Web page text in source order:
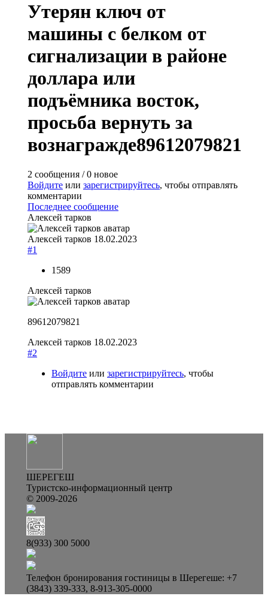
Утерян ключ от
машины с белком от
сигнализации в районе
доллара или
подъёмника восток,
просьба вернуть за
вознагражде89612079821
2 сообщения / 0 новое
Войдите или зарегистрируйтесь, чтобы отправлять
комментарии
Последнее сообщение
Алексей тарков
Алексей тарков 18.02.2023
#1
1589
Алексей тарков
89612079821
Алексей тарков 18.02.2023
#2
Войдите или зарегистрируйтесь, чтобы
отправлять комментарии
ШЕРЕГЕШ
Туристско-информационный центр
© 2009-2026
8(933) 300 5000
Телефон бронирования гостиницы в Шерегеше: +7
(3843) 339-333, 8-913-305-0000